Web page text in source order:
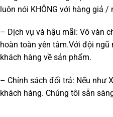
luôn nói KHÔNG với hàng giả
– Dịch vụ và hậu mãi: Vô vàn
hoàn toàn yên tâm.Với đội
khách hàng về sản phẩm.
– Chính sách đổi trả: Nếu như
khách hàng. Chúng tôi sẵn